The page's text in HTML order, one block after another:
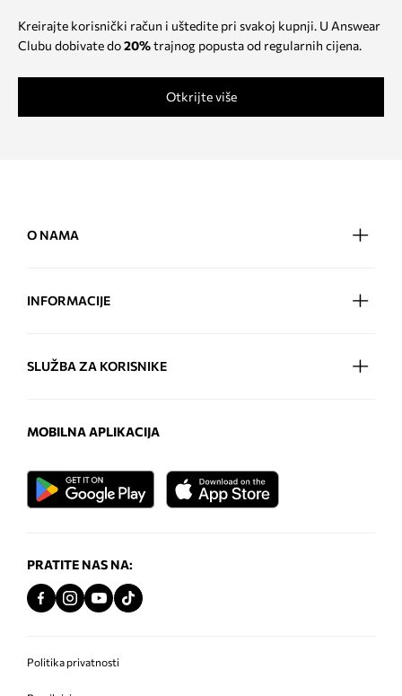
Kreirajte korisnički račun i uštedite pri svakoj kupnji. U Answear
Clubu dobivate do20%trajnog popusta od regularnih cijena.
Otkrijte više
O NAMA
INFORMACIJE
SLUŽBA ZA KORISNIKE
MOBILNA APLIKACIJA
PRATITE NAS NA:
Politika privatnosti